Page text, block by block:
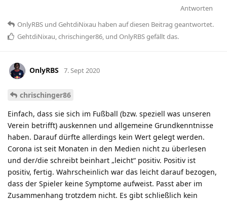
Antworten
OnlyRBS und GehtdiNixau haben auf diesen Beitrag geantwortet.
GehtdiNixau,chrischinger86, und OnlyRBSgefällt das.
OnlyRBS 7. Sept 2020
chrischinger86
Einfach, dass sie sich im Fußball (bzw. speziell was unseren
Verein betrifft) auskennen und allgemeine Grundkenntnisse
haben. Darauf dürfte allerdings kein Wert gelegt werden.
Corona ist seit Monaten in den Medien nicht zu überlesen
und der/die schreibt beinhart „leicht“ positiv. Positiv ist
positiv, fertig. Wahrscheinlich war das leicht darauf bezogen,
dass der Spieler keine Symptome aufweist. Passt aber im
Zusammenhang trotzdem nicht. Es gibt schließlich kein